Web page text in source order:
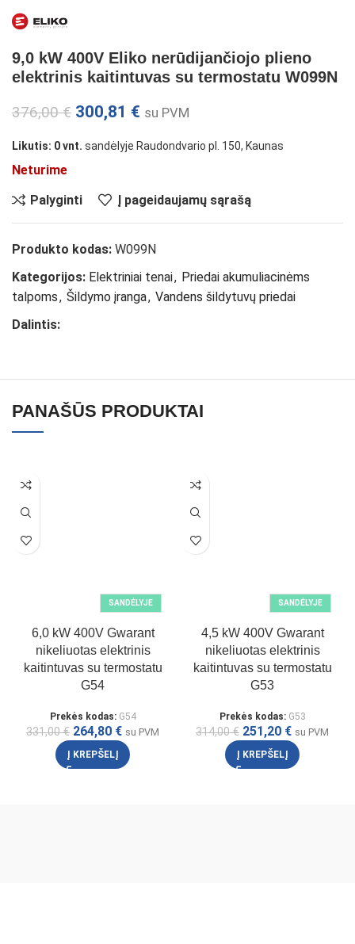
9,0 kW 400V Eliko nerūdijančiojo plieno
elektrinis kaitintuvas su termostatu W099N
376,00€ 300,81 € su PVM
Likutis: 0 vnt. sandėlyje Raudondvario pl. 150, Kaunas
Neturime
Palyginti
Į pageidaujamų sąrašą
Produkto kodas: W099N
Kategorijos: Elektriniai tenai, Priedai akumuliacinėms
talpoms, Šildymo įranga, Vandens šildytuvų priedai
Dalintis:
PANAŠŪS PRODUKTAI
SANDĖLYJE
6,0 kW 400V Gwarant
nikeliuotas elektrinis
kaitintuvas su termostatu
G54
Prekės kodas: G54
331,00€ 264,80 € su PVM
Į KREPŠELĮ
SANDĖLYJE
4,5 kW 400V Gwarant
nikeliuotas elektrinis
kaitintuvas su termostatu
G53
Prekės kodas: G53
314,00€ 251,20 € su PVM
Į KREPŠELĮ